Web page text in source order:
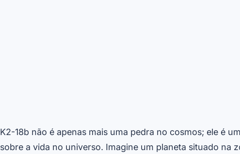
K2-18b não é apenas mais uma pedra no cosmos; ele é
sobre a vida no universo. Imagine um planeta situado na